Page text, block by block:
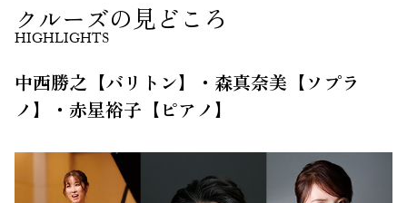
クルーズの見どころ
HIGHLIGHTS
中西勝之【バリトン】・森真奈美【ソプラ
ノ】・赤星裕子【ピアノ】